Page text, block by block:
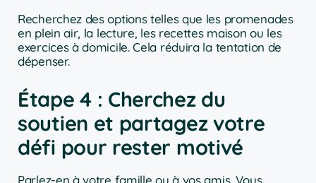
Recherchez des options telles que les promenades
en plein air, la lecture, les recettes maison ou les
exercices à domicile. Cela réduira la tentation de
dépenser.
Étape 4 : Cherchez du
soutien et partagez votre
défi pour rester motivé
Parlez-en à votre famille ou à vos amis. Vous